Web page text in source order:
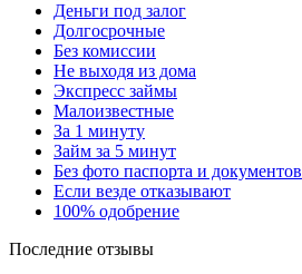
Деньги под залог
Долгосрочные
Без комиссии
Не выходя из дома
Экспресс займы
Малоизвестные
За 1 минуту
Займ за 5 минут
Без фото паспорта и документов
Если везде отказывают
100% одобрение
Последние отзывы